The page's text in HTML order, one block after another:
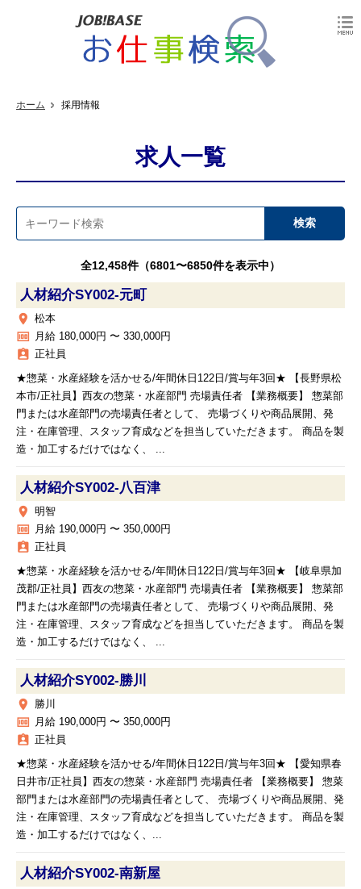
ホーム 採用情報
求人一覧
全12,458件（6801〜6850件を表示中）
人材紹介SY002‐元町
place 松本
money 月給 180,000円 〜 330,000円
assignment_ind 正社員
★惣菜・水産経験を活かせる/年間休日122日/賞与年3回★ 【長野県松
本市/正社員】西友の惣菜・水産部門 売場責任者 【業務概要】 惣菜部
門または水産部門の売場責任者として、 売場づくりや商品展開、発
注・在庫管理、スタッフ育成などを担当していただきます。 商品を製
造・加工するだけではなく、 ...
人材紹介SY002‐八百津
place 明智
money 月給 190,000円 〜 350,000円
assignment_ind 正社員
★惣菜・水産経験を活かせる/年間休日122日/賞与年3回★ 【岐阜県加
茂郡/正社員】西友の惣菜・水産部門 売場責任者 【業務概要】 惣菜部
門または水産部門の売場責任者として、 売場づくりや商品展開、発
注・在庫管理、スタッフ育成などを担当していただきます。 商品を製
造・加工するだけではなく、 ...
人材紹介SY002‐勝川
place 勝川
money 月給 190,000円 〜 350,000円
assignment_ind 正社員
★惣菜・水産経験を活かせる/年間休日122日/賞与年3回★ 【愛知県春
日井市/正社員】西友の惣菜・水産部門 売場責任者 【業務概要】 惣菜
部門または水産部門の売場責任者として、 売場づくりや商品展開、発
注・在庫管理、スタッフ育成などを担当していただきます。 商品を製
造・加工するだけではなく、...
人材紹介SY002‐南新屋